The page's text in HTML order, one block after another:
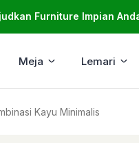
Furniture Impian
Meja Lemari
Kayu Minimalis